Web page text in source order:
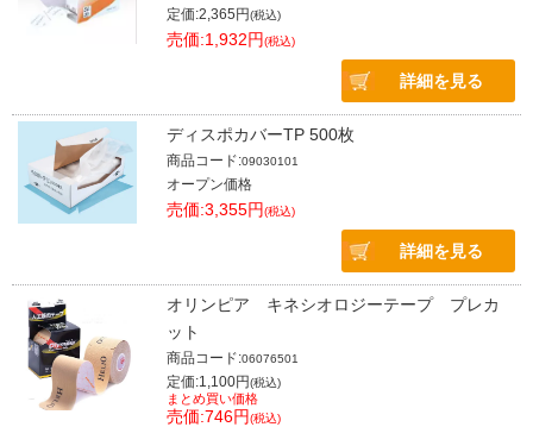
定価:2,365円(税込)
売価:1,932円(税込)
詳細を見る
ディスポカバーTP 500枚
商品コード:09030101
オープン価格
売価:3,355円(税込)
詳細を見る
オリンピア キネシオロジーテープ プレカ
ット
商品コード:06076501
定価:1,100円(税込)
まとめ買い価格
売価:746円(税込)